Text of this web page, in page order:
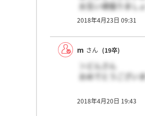
お互い頑張りましょ
2018年4月23日 09:31
m さん (19卒)
＞どんさん
おめでとうござい
2018年4月20日 19:43